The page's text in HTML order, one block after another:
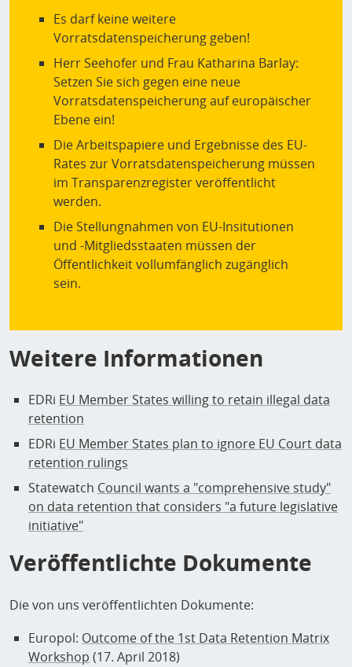
Es darf keine weitere
Vorratsdatenspeicherung geben!
Herr Seehofer und Frau Katharina Barlay:
Setzen Sie sich gegen eine neue
Vorratsdatenspeicherung auf europäischer
Ebene ein!
Die Arbeitspapiere und Ergebnisse des EU-
Rates zur Vorratsdatenspeicherung müssen
im Transparenzregister veröffentlicht
werden.
Die Stellungnahmen von EU-Insitutionen
und -Mitgliedsstaaten müssen der
Öffentlichkeit vollumfänglich zugänglich
sein.
Weitere Informationen
EDRi EU Member States willing to retain illegal data
retention
EDRi EU Member States plan to ignore EU Court data
retention rulings
Statewatch Council wants a "comprehensive study"
on data retention that considers "a future legislative
initiative"
Veröffentlichte Dokumente
Die von uns veröffentlichten Dokumente:
Europol: Outcome of the 1st Data Retention Matrix
Workshop (17. April 2018)